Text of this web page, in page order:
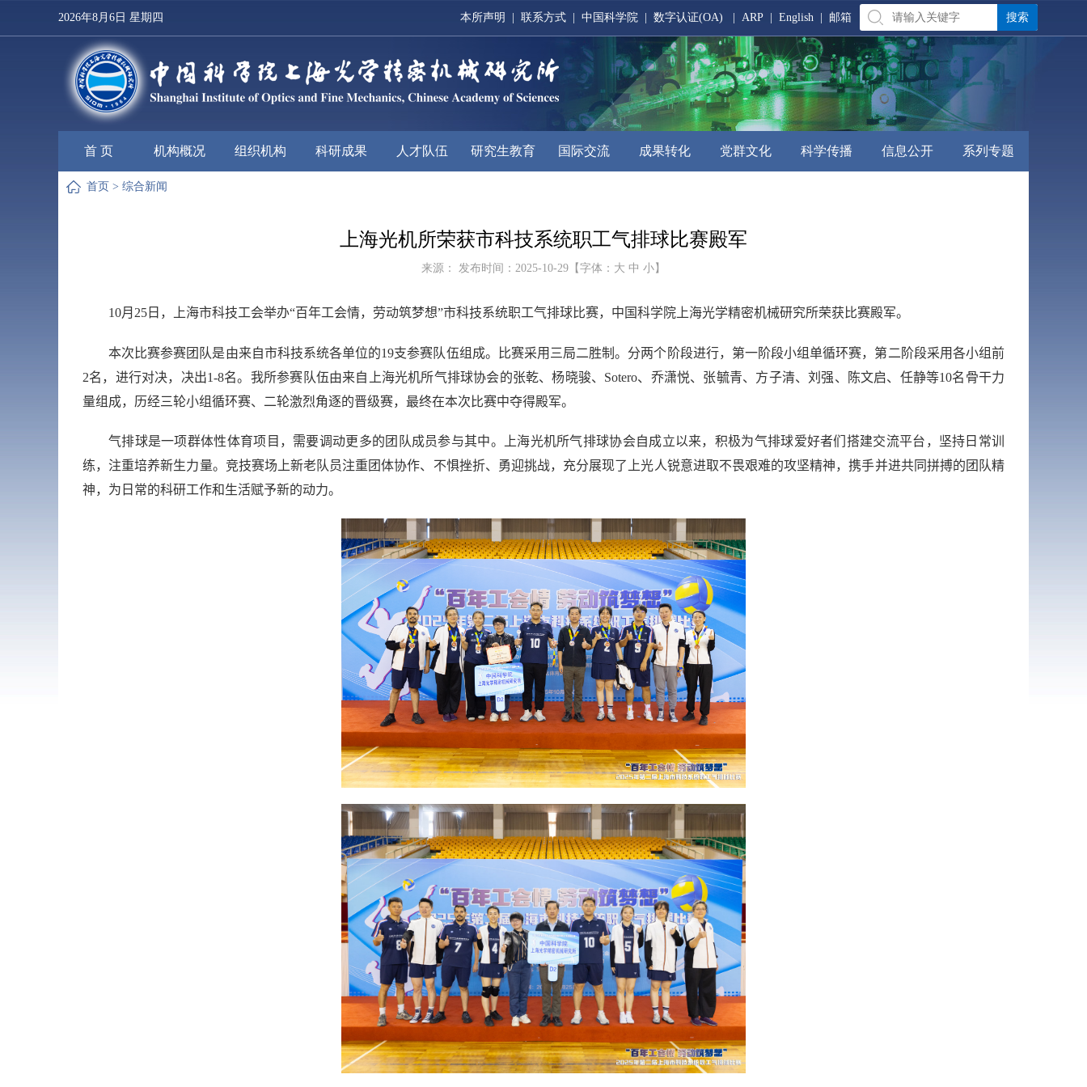
2026年8月6日 星期四 本所声明 联系方式 中国科学院 数字认证(OA) ARP English 邮箱
首 页 机构概况 组织机构 科研成果 人才队伍 研究生教育 国际交流 成果转化 党群文化 科学传播 信息公开 系列专题
首页 > 综合新闻
上海光机所荣获市科技系统职工气排球比赛殿军
来源： 发布时间：2025-10-29【字体： 大 中 小 】
10月 25 日，上海市科技工会举办“百年工会情，劳动筑梦想”市科技系统职工气排球比赛，中国科学院上海光学精密机械研究所荣获比赛殿军。
本次比赛参赛团队是由来自市科技系统各单位的19支参赛队伍组成。比赛采用三局二胜制。分两个阶段进行，第一阶段小组单循环赛，第二阶段采用各小组前
2名，进行对决，决出1-8名。我所参赛队伍由来自上海光机所气排球协会的张乾、杨晓骏、 Sotero、乔潇悦、张毓青、方子清、刘强、陈文启、任静等10名骨干力
量组成，历经三轮小组循环赛、二轮激烈角逐的晋级赛，最终在本次比赛中夺得殿军。
气排球是一项群体性体育项目，需要调动更多的团队成员参与其中。上海光机所气排球协会自成立以来，积极为气排球爱好者们搭建交流平台，坚持日常训
练，注重培养新生力量。竞技赛场上新老队员注重团体协作、不惧挫折、勇迎挑战，充分展现了上光人锐意进取不畏艰难的攻坚精神，携手并进共同拼搏的团队精
神，为日常的科研工作和生活赋予新的动力。